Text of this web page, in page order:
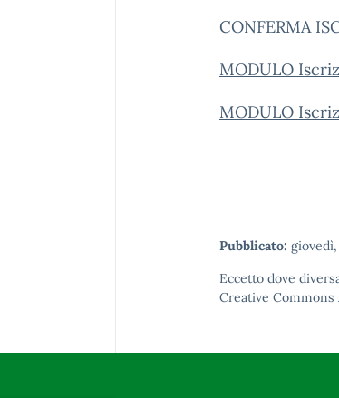
CONFERMA
MODULO
MODULO
Pubblicato:
Eccetto dove
Creative